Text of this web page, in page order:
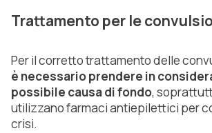
Trattamento per le
Per il corretto trattamento delle
è necessario prendere in
possibile causa di fondo,
utilizzano farmaci antiepilettici per
crisi.